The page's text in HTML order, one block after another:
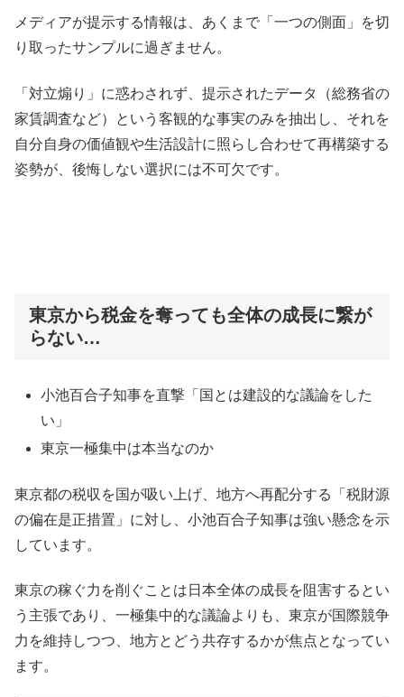
メディアが提示する情報は、あくまで「一つの側面」を切
り取ったサンプルに過ぎません。
「対立煽り」に惑わされず、提示されたデータ（総務省の
家賃調査など）という客観的な事実のみを抽出し、それを
自分自身の価値観や生活設計に照らし合わせて再構築する
姿勢が、後悔しない選択には不可欠です。
東京から税金を奪っても全体の成長に繋が
らない…
小池百合子知事を直撃「国とは建設的な議論をした
い」
東京一極集中は本当なのか
東京都の税収を国が吸い上げ、地方へ再配分する「税財源
の偏在是正措置」に対し、小池百合子知事は強い懸念を示
しています。
東京の稼ぐ力を削ぐことは日本全体の成長を阻害するとい
う主張であり、一極集中的な議論よりも、東京が国際競争
力を維持しつつ、地方とどう共存するかが焦点となってい
ます。